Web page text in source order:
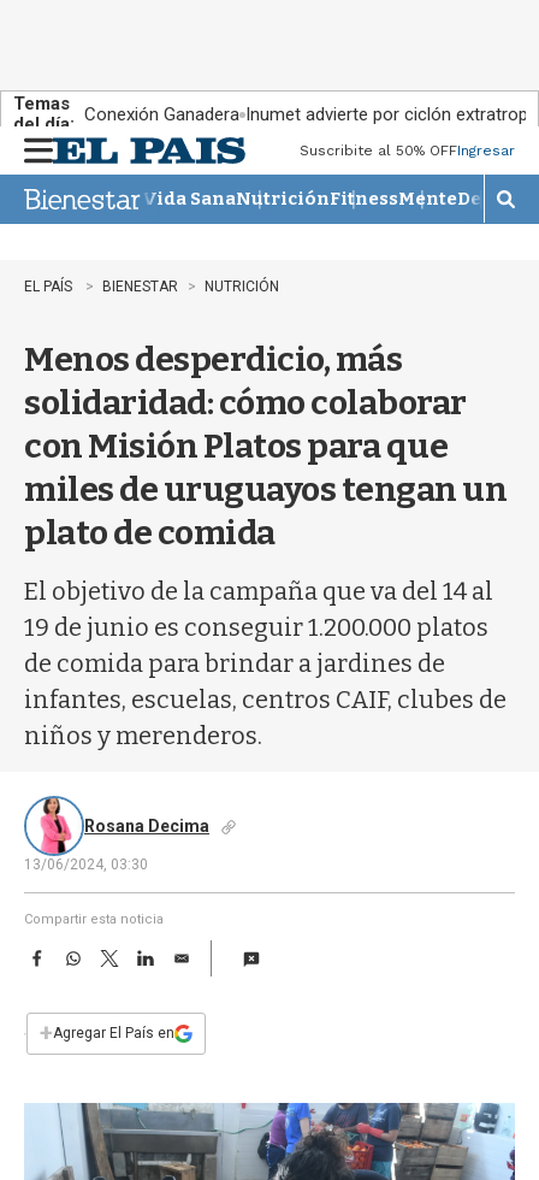
Temas
del día: Conexión Ganadera Inumet advierte por ciclón
n
u
Suscribite al 50% OFFIngresar
Vida SanaNutriciónFitnessMente
M
o
e
EL PAÍS BIENESTAR NUTRICIÓN
Menos desperdicio, más
solidaridad: cómo colaborar
con Misión Platos para que
miles de uruguayos tengan un
plato de comida
El objetivo de la campaña que va del 14 al
19 de junio es conseguir 1.200.000 platos
de comida para brindar a jardines de
infantes, escuelas, centros CAIF, clubes de
niños y merenderos.
Rosana Decima
13/06/2024, 03:30
Compartir esta noticia
F
e
b
W
s
p
T
w
t
L
n
E
i
l
+Agregar El País en